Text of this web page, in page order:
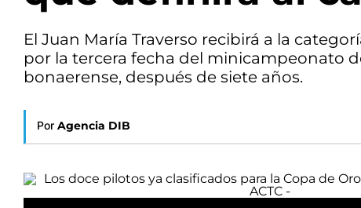
El Juan María Traverso recibirá a la
por la tercera fecha del minicampeonato
bonaerense, después de siete años.
Por Agencia DIB